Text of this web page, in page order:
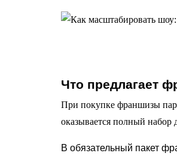
Что предлагает
При покупке франшизы
оказывается полный набор
В обязательный пакет